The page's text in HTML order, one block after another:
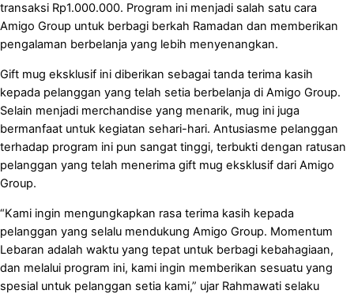
transaksi Rp1.000.000. Program ini menjadi salah satu cara
Amigo Group untuk berbagi berkah Ramadan dan memberikan
pengalaman berbelanja yang lebih menyenangkan.
Gift mug eksklusif ini diberikan sebagai tanda terima kasih
kepada pelanggan yang telah setia berbelanja di Amigo Group.
Selain menjadi merchandise yang menarik, mug ini juga
bermanfaat untuk kegiatan sehari-hari. Antusiasme pelanggan
terhadap program ini pun sangat tinggi, terbukti dengan ratusan
pelanggan yang telah menerima gift mug eksklusif dari Amigo
Group.
“Kami ingin mengungkapkan rasa terima kasih kepada
pelanggan yang selalu mendukung Amigo Group. Momentum
Lebaran adalah waktu yang tepat untuk berbagi kebahagiaan,
dan melalui program ini, kami ingin memberikan sesuatu yang
spesial untuk pelanggan setia kami,” ujar Rahmawati selaku